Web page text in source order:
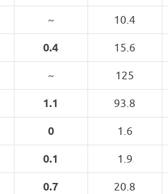
~ 10.4
0.4 15.6
~ 125
1.1 93.8
0 1.6
0.1 1.9
0.7 20.8